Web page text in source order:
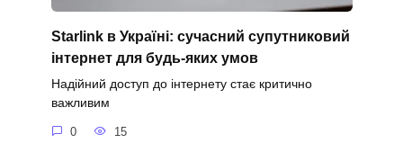
Starlink в Україні: сучасний супутниковий
інтернет для будь-яких умов
Надійний доступ до інтернету стає критично
важливим
0 15